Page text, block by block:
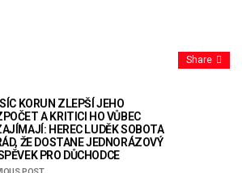
Share
KORUN ZLEPŠÍ JEHO
A KRITICI HO VŮBEC
HEREC LUDĚK SOBOTA
ŽE DOSTANE JEDNORÁZOVÝ
PRO DŮCHODCE